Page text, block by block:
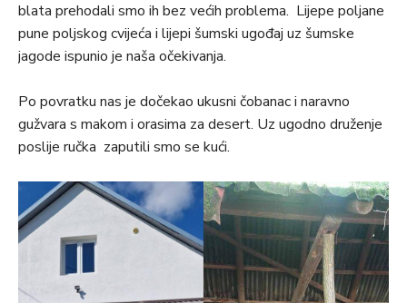
blata prehodali smo ih bez većih problema. Lijepe poljane
pune poljskog cvijeća i lijepi šumski ugođaj uz šumske
jagode ispunio je naša očekivanja.
Po povratku nas je dočekao ukusni čobanac i naravno
gužvara s makom i orasima za desert. Uz ugodno druženje
poslije ručka zaputili smo se kući.